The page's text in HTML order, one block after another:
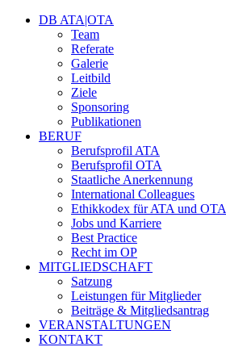
DB ATA|OTA
Team
Referate
Galerie
Leitbild
Ziele
Sponsoring
Publikationen
BERUF
Berufsprofil ATA
Berufsprofil OTA
Staatliche Anerkennung
International Colleagues
Ethikkodex für ATA und OTA
Jobs und Karriere
Best Practice
Recht im OP
MITGLIEDSCHAFT
Satzung
Leistungen für Mitglieder
Beiträge & Mitgliedsantrag
VERANSTALTUNGEN
KONTAKT